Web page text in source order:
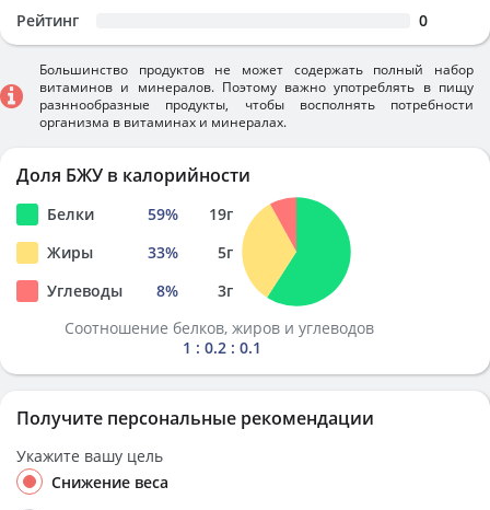
Рейтинг 0
Большинство продуктов не может содержать полный набор
витаминов и минералов. Поэтому важно употреблять в пищу
разннообразные продукты, чтобы восполнять потребности
организма в витаминах и минералах.
Доля БЖУ в калорийности
Белки 59% 19г
Жиры
33% 5г
Углеводы
8% 3г
Соотношение белков, жиров и углеводов
1 : 0.2 : 0.1
Получите персональные рекомендации
Укажите вашу цель
Снижение веса